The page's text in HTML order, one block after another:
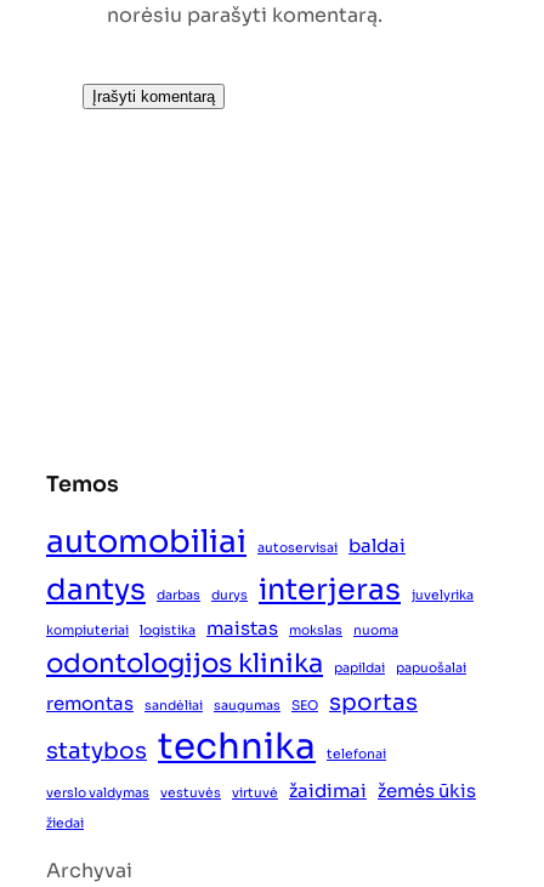
norėsiu parašyti komentarą.
Temos
automobiliai autoservisai baldai
dantys darbas durys interjeras juvelyrika
kompiuteriai logistika maistas mokslas nuoma
odontologijos klinika papildai papuošalai
remontas sandėliai saugumas SEO
sportas
statybos technika telefonai
verslo valdymas vestuvės virtuvė žaidimai žemės ūkis
žiedai
Archyvai